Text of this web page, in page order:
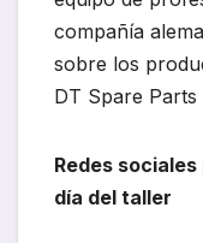
compañía
sobre los
DT Spare Parts
Redes
día del taller